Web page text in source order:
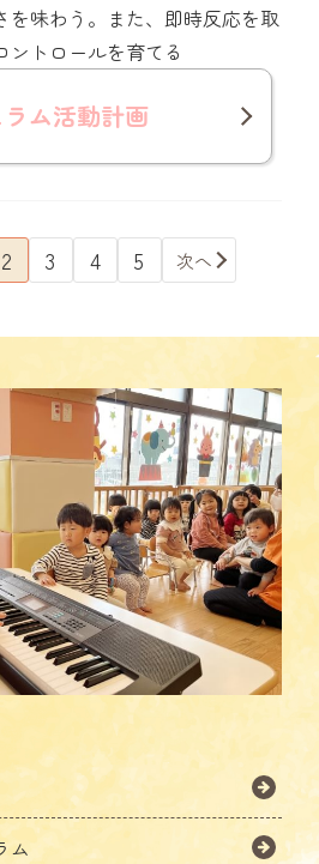
を味わう。また、即時反応を取
ントロールを育てる
ム活動計画
2 3 4 5 次へ
ム